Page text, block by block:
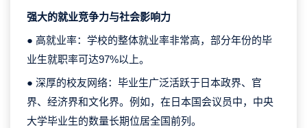
强大的就业竞争力与社会影响力
● 高就业率：学校的整体就业率非常高，部分年份的毕
业生就职率可达97%以上。
● 深厚的校友网络：毕业生广泛活跃于日本政界、官
界、经济界和文化界。例如，在日本国会议员中，中央
大学毕业生的数量长期位居全国前列。